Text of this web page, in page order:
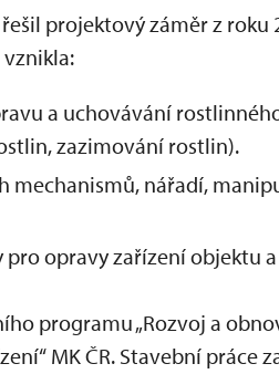
projektový záměr z roku
a uchovávání
zazimování rostlin).
mechanismů, nářadí,
pro opravy zařízení objektu
programu „Rozvoj a
MK ČR. Stavební práce